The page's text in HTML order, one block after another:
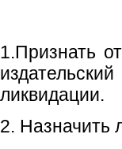
1.Признать
ликвидации.
2. Назначить